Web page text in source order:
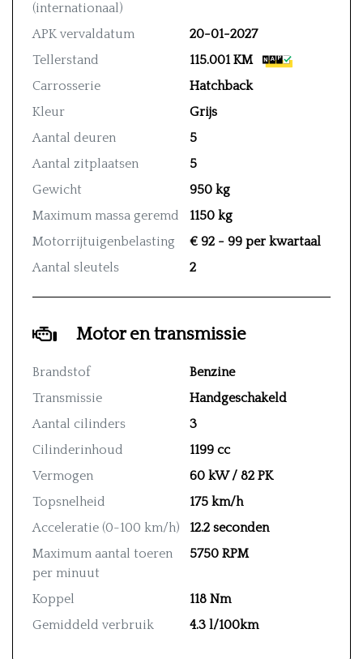
(internationaal)
APK vervaldatum
20-01-2027
Tellerstand
115.001 KM
Carrosserie
Hatchback
Kleur
Grijs
Aantal deuren
5
Aantal zitplaatsen
5
Gewicht
950 kg
Maximum massa geremd
1150 kg
Motorrijtuigenbelasting
€ 92 - 99 per kwartaal
Aantal sleutels
2
Motor en transmissie
Brandstof
Benzine
Transmissie
Handgeschakeld
Aantal cilinders
3
Cilinderinhoud
1199 cc
Vermogen
60 kW / 82 PK
Topsnelheid
175 km/h
Acceleratie (0-100 km/h)
12.2 seconden
Maximum aantal toeren
per minuut
5750 RPM
Koppel
118 Nm
Gemiddeld verbruik
4.3 l/100km